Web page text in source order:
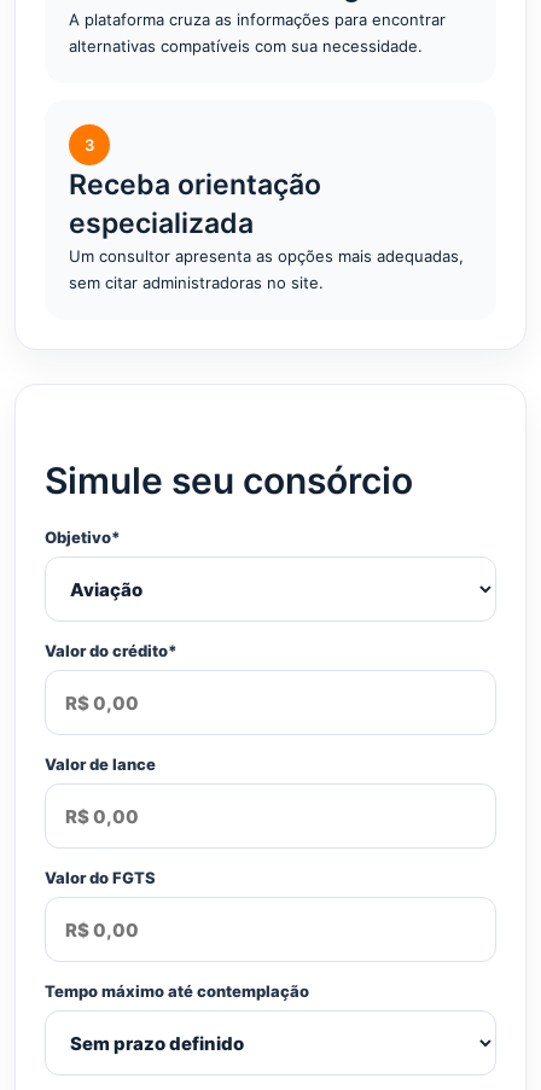
A plataforma cruza as informações para encontrar
alternativas compatíveis com sua necessidade.
3
Receba orientação
especializada
Um consultor apresenta as opções mais adequadas,
sem citar administradoras no site.
Simule seu consórcio
Objetivo*
Valor do crédito*
Valor de lance
Valor do FGTS
Tempo máximo até contemplação